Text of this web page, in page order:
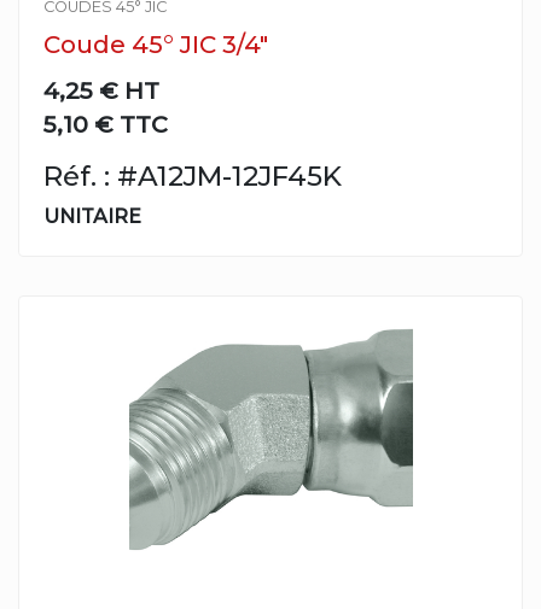
COUDES 45° JIC
Coude 45° JIC 3/4"
4,25 € HT
5,10 € TTC
Réf. : #A12JM-12JF45K
UNITAIRE